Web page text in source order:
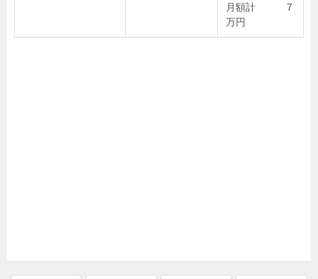
月額計 7
万円